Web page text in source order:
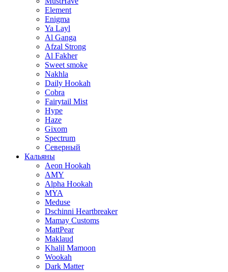
Element
Enigma
Ya Layl
Al Ganga
Afzal Strong
Al Fakher
Sweet smoke
Nakhla
Daily Hookah
Cobra
Fairytail Mist
Hype
Haze
Gixom
Spectrum
Северный
Кальяны
Aeon Hookah
AMY
Alpha Hookah
MYA
Meduse
Dschinni Heartbreaker
Mamay Customs
MattPear
Maklaud
Khalil Mamoon
Wookah
Dark Matter